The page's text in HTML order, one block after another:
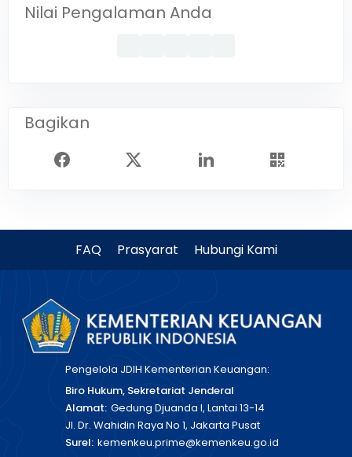
Nilai Pengalaman Anda
Bagikan
FAQ Prasyarat Hubungi Kami
Pengelola JDIH Kementerian Keuangan:
Biro Hukum, Sekretariat Jenderal
Alamat: Gedung Djuanda I, Lantai 13-14
Jl. Dr. Wahidin Raya No 1, Jakarta Pusat
Surel: kemenkeu.prime@kemenkeu.go.id